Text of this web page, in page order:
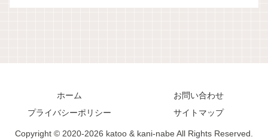
ホーム
お問い合わせ
プライバシーポリシー
サイトマップ
Copyright © 2020-2026 katoo & kani-nabe All Rights Reserved.